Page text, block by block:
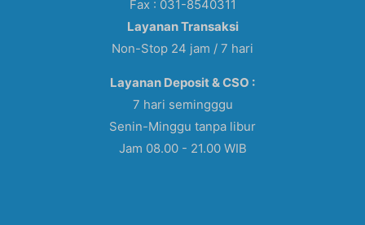
Fax : 031-8540311
Layanan Transaksi
Non-Stop 24 jam / 7 hari
Layanan Deposit & CSO :
7 hari semingggu
Senin-Minggu tanpa libur
Jam 08.00 - 21.00 WIB